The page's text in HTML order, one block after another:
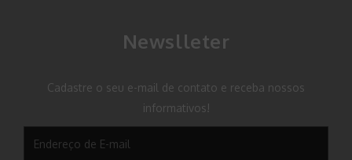
Newslleter
Cadastre o seu e-mail de contato e receba nossos
informativos!